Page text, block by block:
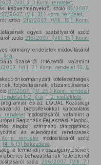
(VIII. 31.) Korm. rendelet
kedvezményekről szóló 85/2007.
2007. (VIII. 31.) Korm. rendelet
szóló 219/2007. (VIII. 15.) Korm.
egyes szabályairól szóló
szóló 216/2007. (VIII. 15.) Korm.
kormányrendeletek módosításáról
§-a
Szakértői Intézetről, valamint
2007. (VIII. 7.) Korm. rendelet 16. §
önkormányzati kötelezettségek
folyósításának, elszámolásának
87/2007. (IV. 25.) Korm. rendelet
rendelet 1–2. §-a 1–2. melléklete
és az EQUAL Közösségi
biztosítékokkal kapcsolatos
rendelet módosításáról, valamint a
Regionális Fejlesztési Alapból,
Alapból származó támogatások
és ellenőrzési rendszerek
rendelet módosításáról szóló
14. § (3) bekezdése
a termékdíj visszaigénylésének
behozatalának feltételeiről
szóló 206/2007. (VIII. 7.)